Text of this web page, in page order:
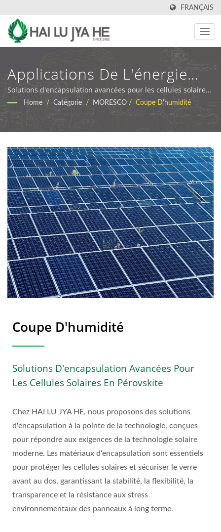
FRANÇAIS
Applications De L'énergie
Solaire | Fluides De Travail
Des Métaux Et Solutions De
Lubrification Sur Mesure |
HLJH
Solutions d'encapsulation avancées pour les cellules solaires
en pérovskite | HLJH | Fabricant et fournisseur de lubrifiants
industriels et de fluides de travail des métaux à Taïwan
Home / Catégorie / MORESCO / Coupe D'humidité
Coupe D'humidité
Solutions D'encapsulation Avancées Pour
Les Cellules Solaires En Pérovskite
Chez HAI LU JYA HE, nous proposons des solutions
d'encapsulation à la pointe de la technologie, conçues
pour répondre aux exigences de la technologie solaire
moderne. Les matériaux d'encapsulation sont essentiels
pour protéger les cellules solaires et sécuriser le verre
avant au dos, garantissant la stabilité, la flexibilité, la
transparence et la résistance aux stress
environnementaux des panneaux à long terme.